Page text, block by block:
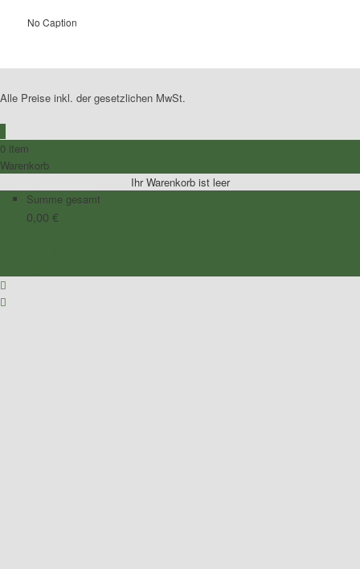
No Caption
Alle Preise inkl. der gesetzlichen MwSt.
0 item
Warenkorb
Ihr Warenkorb ist leer
Summe gesamt
0,00 €